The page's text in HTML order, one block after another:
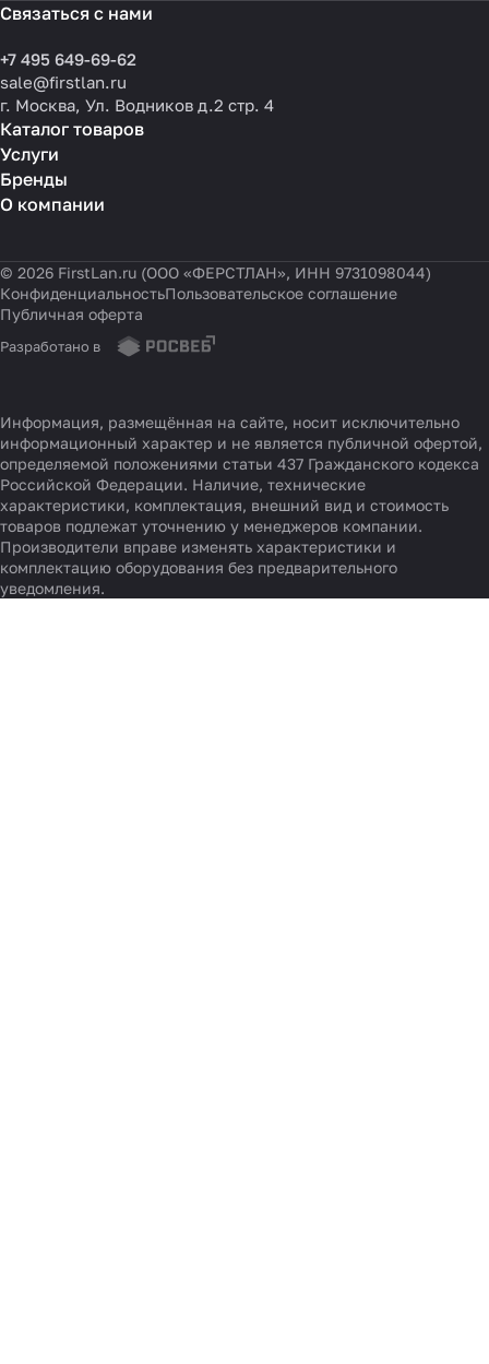
+7 495 649-69-62
sale@firstlan.ru
г. Москва, Ул. Водников д.2 стр. 4
Каталог товаров
Услуги
Бренды
© 2026 FirstLan.ru (ООО «ФЕРСТЛАН», ИНН 9731098044)
Конфиденциальность
Публичная оферта
Информация, размещённая на сайте, носит исключительно
информационный характер и не является публичной офертой,
определяемой положениями статьи 437 Гражданского кодекса
Российской Федерации. Наличие, технические
характеристики, комплектация, внешний вид и стоимость
товаров подлежат уточнению у менеджеров компании.
Производители вправе изменять характеристики и
комплектацию оборудования без предварительного